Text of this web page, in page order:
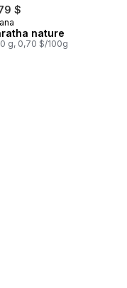
$
nature
g, 0,70 $/100g
d’Okra au panier